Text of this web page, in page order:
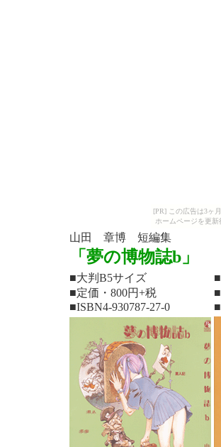
[PR] この広告は3ヶ
ホームページを更
山田 章博 短編集
「夢の博物誌b」
■大判B5サイズ
■定価・800円+税
■ISBN4-930787-27-0